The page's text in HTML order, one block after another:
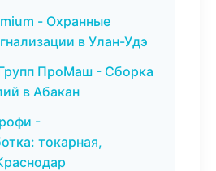
- Охранные
в Улан-Удэ
ПроМаш - Сборка
в Абакан
-
токарная,